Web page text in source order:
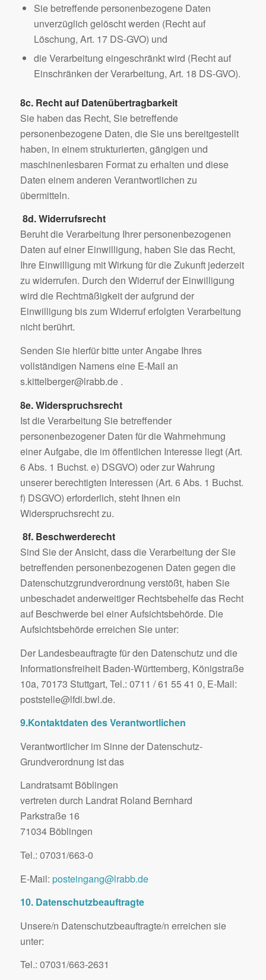
Sie betreffende personenbezogene Daten
unverzüglich gelöscht werden (Recht auf
Löschung, Art. 17 DS-GVO) und
die Verarbeitung eingeschränkt wird (Recht auf
Einschränken der Verarbeitung, Art. 18 DS-GVO).
8c. Recht auf Datenübertragbarkeit
Sie haben das Recht, Sie betreffende
personenbezogene Daten, die Sie uns bereitgestellt
haben, in einem strukturierten, gängigen und
maschinenlesbaren Format zu erhalten und diese
Daten einem anderen Verantwortlichen zu
übermitteln.
8d.Widerrufsrecht
Beruht die Verarbeitung Ihrer personenbezogenen
Daten auf einer Einwilligung, haben Sie das Recht,
Ihre Einwilligung mit Wirkung für die Zukunft jederzeit
zu widerrufen. Durch den Widerruf der Einwilligung
wird die Rechtmäßigkeit der aufgrund der
Einwilligung bis zum Widerruf erfolgten Verarbeitung
nicht berührt.
Senden Sie hierfür bitte unter Angabe Ihres
vollständigen Namens eine E-Mail an
s.kittelberger@lrabb.de .
8e. Widerspruchsrecht
Ist die Verarbeitung Sie betreffender
personenbezogener Daten für die Wahrnehmung
einer Aufgabe, die im öffentlichen Interesse liegt (Art.
6 Abs. 1 Buchst. e) DSGVO) oder zur Wahrung
unserer berechtigten Interessen (Art. 6 Abs. 1 Buchst.
f) DSGVO) erforderlich, steht Ihnen ein
Widerspruchsrecht zu.
8f. Beschwerderecht
Sind Sie der Ansicht, dass die Verarbeitung der Sie
betreffenden personenbezogenen Daten gegen die
Datenschutzgrundverordnung verstößt, haben Sie
unbeschadet anderweitiger Rechtsbehelfe das Recht
auf Beschwerde bei einer Aufsichtsbehörde. Die
Aufsichtsbehörde erreichen Sie unter:
Der Landesbeauftragte für den Datenschutz und die
Informationsfreiheit Baden-Württemberg, Königstraße
10a, 70173 Stuttgart, Tel.: 0711 / 61 55 41 0, E-Mail:
poststelle@lfdi.bwl.de.
9.Kontaktdaten des Verantwortlichen
Verantwortlicher im Sinne der Datenschutz-
Grundverordnung ist das
Landratsamt Böblingen
vertreten durch Landrat Roland Bernhard
Parkstraße 16
71034 Böblingen
Tel.: 07031/663-0
E-Mail: posteingang@lrabb.de
10. Datenschutzbeauftragte
Unsere/n Datenschutzbeauftragte/n erreichen sie
unter:
Tel.: 07031/663-2631